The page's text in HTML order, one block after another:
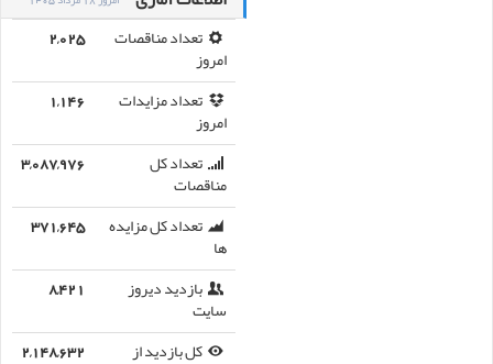
تعداد مناقصات
امروز
2,025
تعداد مزایدات
امروز
1,146
تعداد کل
مناقصات
3,087,976
تعداد کل مزایده
ها
371,645
بازدید دیروز
سایت
8,421
کل بازدید از
2,148,632